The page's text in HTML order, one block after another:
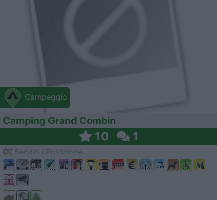
Campeggio
Camping Grand Combin
10 1